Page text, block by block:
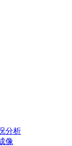
分析
像